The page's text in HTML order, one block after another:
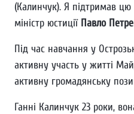
(Калинчук). Я підтримав цю
міністр юстиції Павло
Під час навчання у
активну участь у житті
активну громадянську
Ганні Калинчук 23 роки,